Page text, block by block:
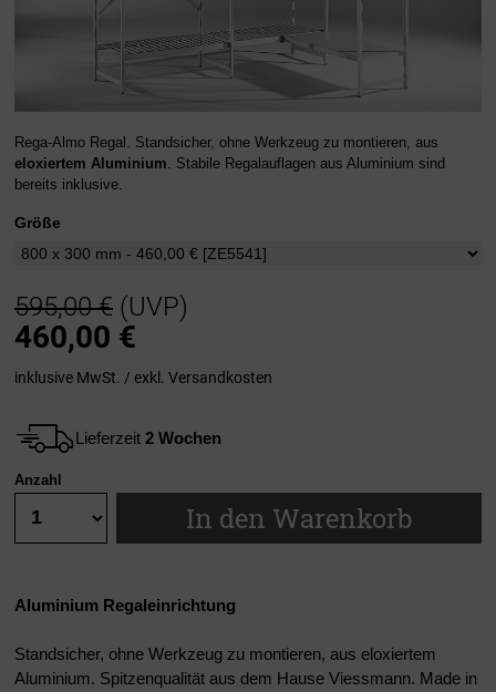
Rega-Almo Regal. Standsicher, ohne Werkzeug zu montieren, aus
eloxiertem Aluminium. Stabile Regalauflagen aus Aluminium sind
bereits inklusive.
Größe
595,00 € (UVP)
460,00 €
inklusive MwSt. / exkl. Versandkosten
Lieferzeit 2 Wochen
Anzahl
In den Warenkorb
Aluminium Regaleinrichtung
Standsicher, ohne Werkzeug zu montieren, aus eloxiertem
Aluminium. Spitzenqualität aus dem Hause Viessmann. Made in